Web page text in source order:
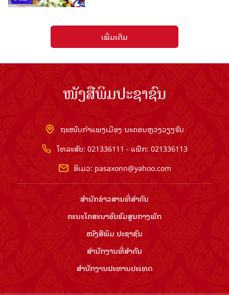
ເພີ່ມເຕີມ
ໜັງສືພິມປະຊາຊົນ
ຖະໜົນກຳແພງເມືອງ ນະຄອນຫຼວງວຽງຈັນ
ໂທລະສັບ: 021336111 - ແຟັກ: 021336113
ອີເມວ: pasaxonn@yahoo.com
ສຳ​ນັກ​ຂ່າວ​ສານ​ທີ່​ສຳ​ຄັນ​
ຄະນະໂຄສະນາອົບຮົມ​ສູນ​ກາງ​ພັກ
ໜັງສືພິມ ປະ​ຊາ​ຊົນ
ສຳ​ນັກ​ງານ​ທີ່​ສຳ​ຄັນ
ສຳ​ນັກ​ງານ​ປະ​ທານ​ປະ​ເທດ